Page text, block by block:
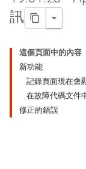
訊
這個頁面中的內容
新功能
記錄頁面現在會
在故障代碼文件
修正的錯誤